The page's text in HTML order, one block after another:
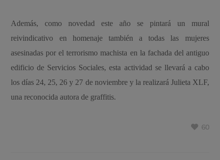
Además, como novedad este año se pintará un mural
reivindicativo en homenaje también a todas las mujeres
asesinadas por el terrorismo machista en la fachada del antiguo
edificio de Servicios Sociales, esta actividad se llevará a cabo
los días 24, 25, 26 y 27 de noviembre y la realizará Julieta XLF,
una reconocida autora de graffitis.
60